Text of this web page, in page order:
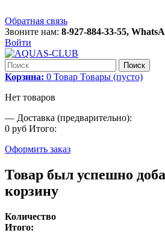
Обратная связь
Звоните нам: 8-927-884-33-55,
Войти
Поиск
Корзина: 0 Товар Товары (пусто)
Нет товаров
— Доставка (предварительно):
0 руб Итого:
Оформить заказ
Товар был успешно
корзину
Количество
Итого: